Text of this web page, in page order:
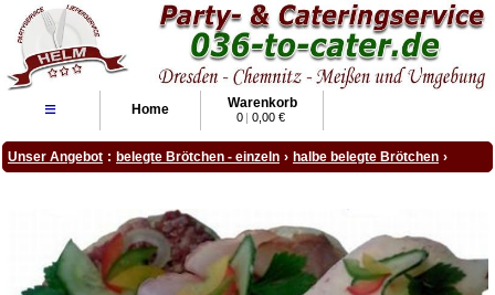
≡ Home Warenkorb
0 | 0,00 €
Unser Angebot : belegte Brötchen - einzeln › halbe belegte Brötchen ›